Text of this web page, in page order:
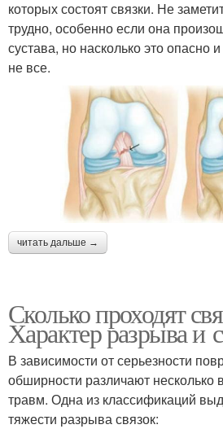
которых состоят связки. Не
трудно, особенно если она
сустава, но насколько это опасно
не все.
читать дальше →
Сколько проходят
Характер разрыва и
В зависимости от серьезности
обширности различают несколько
травм. Одна из классификаций
тяжести разрыва связок: